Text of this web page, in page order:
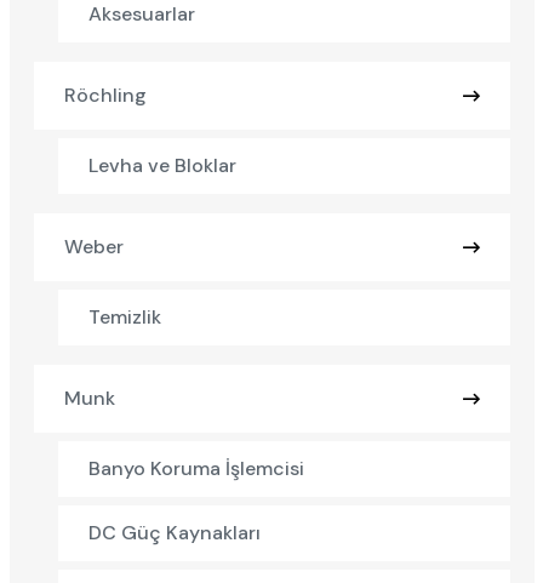
Aksesuarlar
Röchling
Levha ve Bloklar
Weber
Temizlik
Munk
Banyo Koruma İşlemcisi
DC Güç Kaynakları